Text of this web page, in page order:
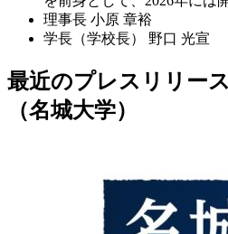
理事長 小原 章裕
学長（学校長）
野口 光宣
最近のプレスリリース
（名城大学）